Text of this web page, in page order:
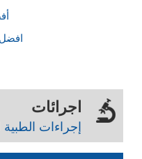
اجرائات
إجراءات الطبية